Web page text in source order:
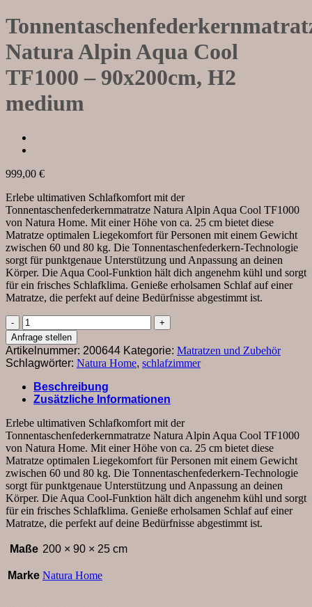
Natura Alpin Aqua Cool
TF1000 – 90x200cm, H2
medium
999,00 €
Erlebe ultimativen Schlafkomfort mit der
Tonnentaschenfederkernmatratze Natura Alpin Aqua Cool TF1000
von Natura Home. Mit einer Höhe von ca. 25 cm bietet diese
Matratze optimalen Liegekomfort für Personen mit einem Gewicht
zwischen 60 und 80 kg. Die Tonnentaschenfederkern-Technologie
sorgt für punktgenaue Unterstützung und Anpassung an deinen
Körper. Die Aqua Cool-Funktion hält dich angenehm kühl und sorgt
für ein frisches Schlafklima. Genieße erholsamen Schlaf auf einer
Matratze, die perfekt auf deine Bedürfnisse abgestimmt ist.
Tonnentaschenfederkernmatratze
Natura
Alpin
Aqua
Cool
TF1000
-
90x200cm,
H2
medium
Menge
Anfrage stellen
Artikelnummer: 200644 Kategorie: Matratzen und Zubehör
Schlagwörter: Natura Home, schlafzimmer
Beschreibung
Zusätzliche Informationen
Erlebe ultimativen Schlafkomfort mit der
Tonnentaschenfederkernmatratze Natura Alpin Aqua Cool TF1000
von Natura Home. Mit einer Höhe von ca. 25 cm bietet diese
Matratze optimalen Liegekomfort für Personen mit einem Gewicht
zwischen 60 und 80 kg. Die Tonnentaschenfederkern-Technologie
sorgt für punktgenaue Unterstützung und Anpassung an deinen
Körper. Die Aqua Cool-Funktion hält dich angenehm kühl und sorgt
für ein frisches Schlafklima. Genieße erholsamen Schlaf auf einer
Matratze, die perfekt auf deine Bedürfnisse abgestimmt ist.
Maße 200 × 90 × 25 cm
Marke Natura Home